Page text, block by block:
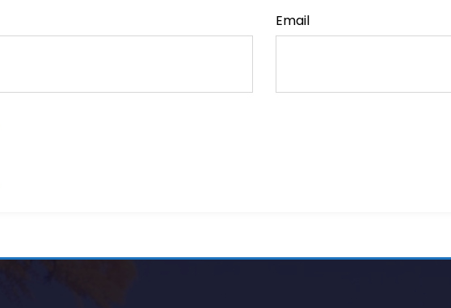
Email